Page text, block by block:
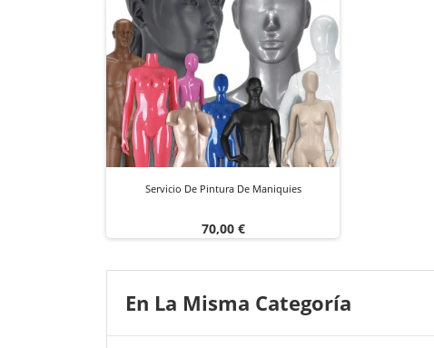
Servicio De Pintura De Maniquies
Precio
70,00 €
En La Misma Categoría